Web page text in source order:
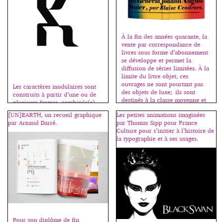
Les caractères modulaires sont
construits à partir d’une ou de
plusieurs formes, combinée(s)
de façon à recréer tous les
signes de l’alphabet. Ce sont des
titrages (voir l’article à ce sujet
ici.) Les étudiants(es) imaginent
et réalisent un caractère
modulaire (tout capitales, tout
bas de casse, ou unicase, c’est-à-
dire capitales et bas de casse
mélangées) […]
À la fin des années quarante, la
vente par correspondance de
livres sous forme d’abonnement
se développe et permet la
diffusion de séries limitées. À la
limite du livre objet, ces
ouvrages ne sont pourtant pas
des objets de luxe; ils sont
destinés à la classe moyenne et
les voient […]
[UN]EARTH, un recueil graphique
par Arnaud Darré.
Pour son diplôme de fin
Les petites animations imaginées
par Thomas Sipp pour France
Culture pour s’initier à l’histoire de
la typographie et à ses usages.